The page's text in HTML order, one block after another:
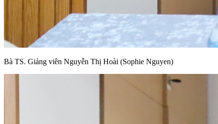
Bà TS. Giảng viên Nguyễn Thị Hoài (Sophie Nguyen)